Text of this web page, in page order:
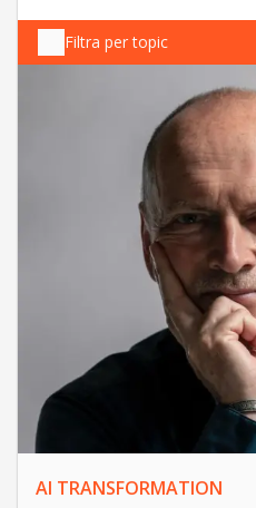
Filtra per topic
AI TRANSFORMATION